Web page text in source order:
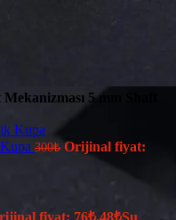
5 mm Shaft
300₺ Orijinal fiyat:
fiyat: 76₺.48₺Şu